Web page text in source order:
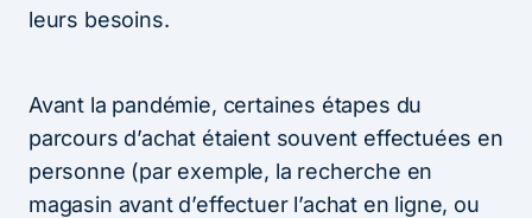
leurs besoins.
Avant la pandémie, certaines étapes du
parcours d’achat étaient souvent effectuées en
personne (par exemple, la recherche en
magasin avant d’effectuer l’achat en ligne, ou